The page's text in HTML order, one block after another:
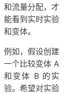
和流量分配，才
能看到实时实验
和变体。
例如，假设创建
一个比较变体 A
和变体 B 的实
验。希望对实验